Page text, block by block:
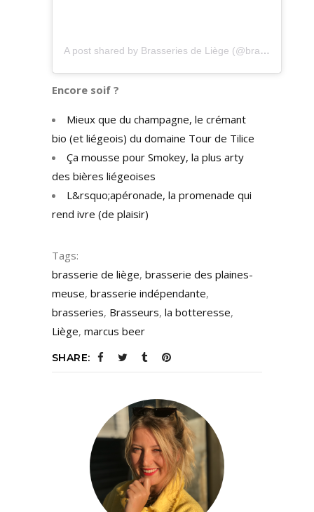
A post shared by Brasseries de Liège (@brasseriesdeliege)
Encore soif ?
Mieux que du champagne, le crémant
bio (et liégeois) du domaine Tour de Tilice
Ça mousse pour Smokey, la plus arty
des bières liégeoises
L&rsquo;apéronade, la promenade qui
rend ivre (de plaisir)
Tags:
brasserie de liège, brasserie des plaines-
meuse, brasserie indépendante,
brasseries, Brasseurs, la botteresse,
Liège, marcus beer
SHARE: